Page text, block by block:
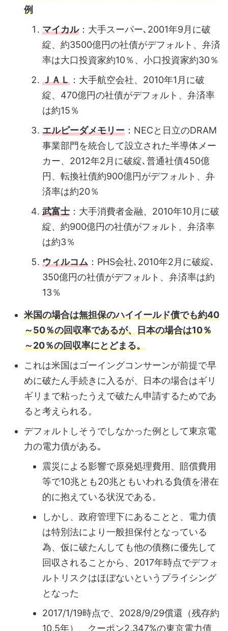
例
マイカル：大手スーパー､2001年9月に破
綻、約3500億円の社債がデフォルト、弁済
率は大口投資家約10％、小口投資家約30％
ＪＡＬ ：大手航空会社、2010年1月に破
綻、470億円の社債がデフォルト、弁済率
は約15％
エルピーダメモリー ：NECと日立のDRAM
事業部門を統合して設立された半導体メー
カー、2012年2月に破綻､普通社債450億
円、転換社債約900億円がデフォルト、弁
済率は約20％
武富士 ：大手消費者金融、2010年10月に破
綻、約900億円の社債がフォルト、弁済率
は約3％
ウィルコム ：PHS会社､2010年2月に破綻､
350億円の社債がデフォルト、弁済率は約
13％
米国の場合は無担保のハイイールド債でも約40
～50％の回収率であるが、日本の場合は10％
～20％の回収率にとどまる。
これは米国はゴーイングコンサーンが前提で早
めに破たん手続きに入るが、日本の場合はギリ
ギリまで粘ったうえで破たん申請するためであ
ると考えられる。
デフォルトしそうでしなかった例として東京電
力の電力債がある｡
震災による影響で原発処理費用、賠償費用
等で10兆とも20兆ともいわれる負債を潜在
的に抱えている状況である。
しかし、政府管理下にあることと、電力債
は特別法により一般担保付となっている
為、仮に破たんしても他の債務に優先して
回収されることから、2017年時点でデフォ
ルトリスクはほぼないというプライシング
となった
2017/1/19時点で、2028/9/29償還（残存約
10.5年）、クーポン2.347%の東京電力債